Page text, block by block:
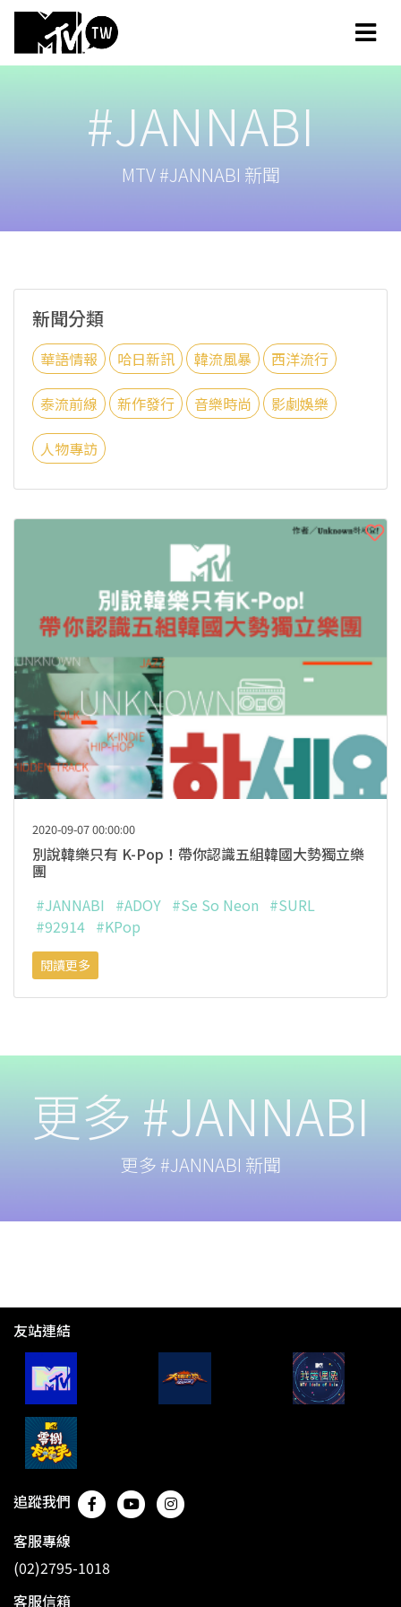
#JANNABI
MTV #JANNABI 新聞
新聞分類
華語情報 哈日新訊 韓流風暴 西洋流行
泰流前線 新作發行 音樂時尚 影劇娛樂
人物專訪
2020-09-07 00:00:00
別說韓樂只有 K-Pop！帶你認識五組韓國大勢獨立樂
團
#JANNABI
#ADOY #Se So Neon #SURL
#92914 #KPop
閱讀更多
更多 #JANNABI
更多 #JANNABI 新聞
友站連結
追蹤我們
客服專線
(02)2795-1018
客服信箱